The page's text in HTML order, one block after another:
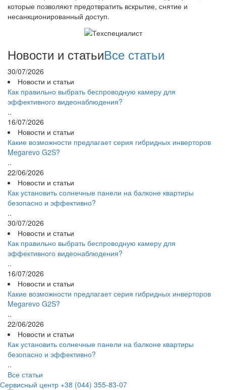
которые позволяют предотвратить вскрытие, снятие и
несанкционированный доступ.
Новости и статьиВсе статьи
30/07/2026
Новости и статьи
Как правильно выбрать беспроводную камеру для
эффективного видеонаблюдения?
..
16/07/2026
Новости и статьи
Какие возможности предлагает серия гибридных инверторов
Megarevo G2S?
..
22/06/2026
Новости и статьи
Как установить солнечные панели на балконе квартиры
безопасно и эффективно?
..
30/07/2026
Новости и статьи
Как правильно выбрать беспроводную камеру для
эффективного видеонаблюдения?
..
16/07/2026
Новости и статьи
Какие возможности предлагает серия гибридных инверторов
Megarevo G2S?
..
22/06/2026
Новости и статьи
Как установить солнечные панели на балконе квартиры
безопасно и эффективно?
..
Все статьи
Сервисный центр +38 (044) 355-83-07